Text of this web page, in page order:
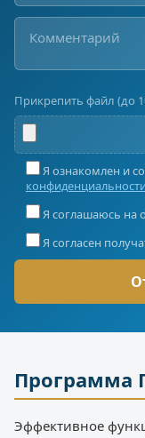
Прикрепить файл (до
Я ознакомлен и
конфиденциальности
Я соглашаюсь на
Я согласен
Программа
Эффективное